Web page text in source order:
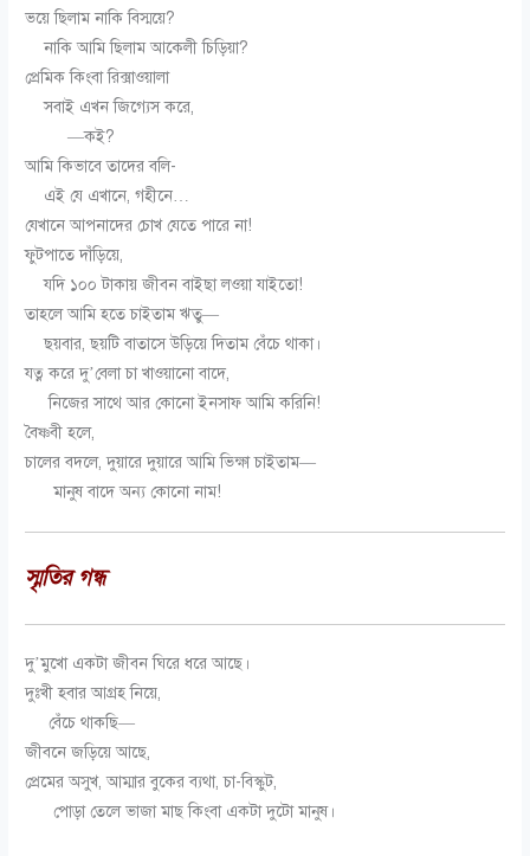
ভয়ে ছিলাম নাকি বিস্ময়ে?
নাকি আমি ছিলাম আকেলী চিড়িয়া?
প্রেমিক কিংবা রিক্সাওয়ালা
সবাই এখন জিগ্যেস করে,
—কই?
আমি কিভাবে তাদের বলি-
এই যে এখানে, গহীনে…
যেখানে আপনাদের চোখ যেতে পারে না!
ফুটপাতে দাঁড়িয়ে,
যদি ১০০ টাকায় জীবন বাইছা লওয়া যাইতো!
তাহলে আমি হতে চাইতাম ঋতু—
ছয়বার, ছয়টি বাতাসে উড়িয়ে দিতাম বেঁচে থাকা।
যত্ন করে দু’বেলা চা খাওয়ানো বাদে,
নিজের সাথে আর কোনো ইনসাফ আমি করিনি!
বৈষ্ণবী হলে,
চালের বদলে, দুয়ারে দুয়ারে আমি ভিক্ষা চাইতাম—
মানুষ বাদে অন্য কোনো নাম!
স্মৃতির গন্ধ
দু’মুখো একটা জীবন ঘিরে ধরে আছে।
দুঃখী হবার আগ্রহ নিয়ে,
বেঁচে থাকছি—
জীবনে জড়িয়ে আছে,
প্রেমের অসুখ, আম্মার বুকের ব্যথা, চা-বিস্কুট,
পোড়া তেলে ভাজা মাছ কিংবা একটা দুটো মানুষ।